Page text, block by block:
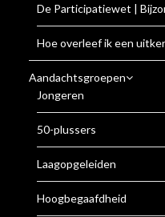
De Participatiewet |
Hoe overleef ik een
Aandachtsgroepen
Jongeren
50-plussers
Laagopgeleiden
Hoogbegaafdheid